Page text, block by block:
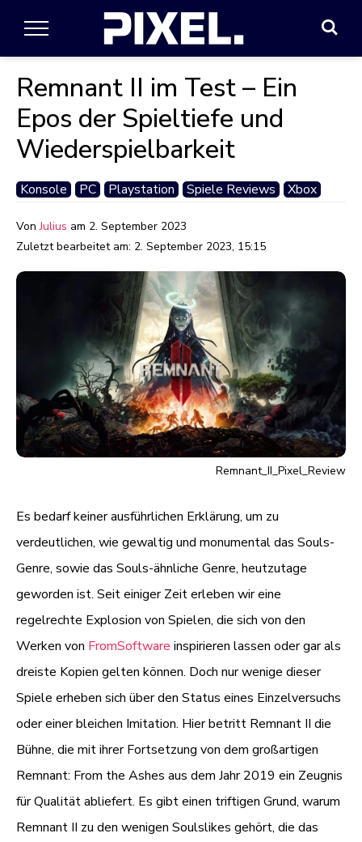
Remnant II im Test – Ein
Epos der Spieltiefe und
Wiederspielbarkeit
Konsole PC Playstation Spiele Reviews Xbox
VonJulius am 2. September 2023
Zuletzt bearbeitet am: 2. September 2023, 15:15
Remnant_II_Pixel_Review
Es bedarf keiner ausführlichen Erklärung, um zu
verdeutlichen, wie gewaltig und monumental das Souls-
Genre, sowie das Souls-ähnliche Genre, heutzutage
geworden ist. Seit einiger Zeit erleben wir eine
regelrechte Explosion von Spielen, die sich von den
Werken von FromSoftware inspirieren lassen oder gar als
dreiste Kopien gelten können. Doch nur wenige dieser
Spiele erheben sich über den Status eines Einzelversuchs
oder einer bleichen Imitation. Hier betritt Remnant II die
Bühne, die mit ihrer Fortsetzung von dem großartigen
Remnant: From the Ashes aus dem Jahr 2019 ein Zeugnis
für Qualität abliefert. Es gibt einen triftigen Grund, warum
Remnant II zu den wenigen Soulslikes gehört, die das